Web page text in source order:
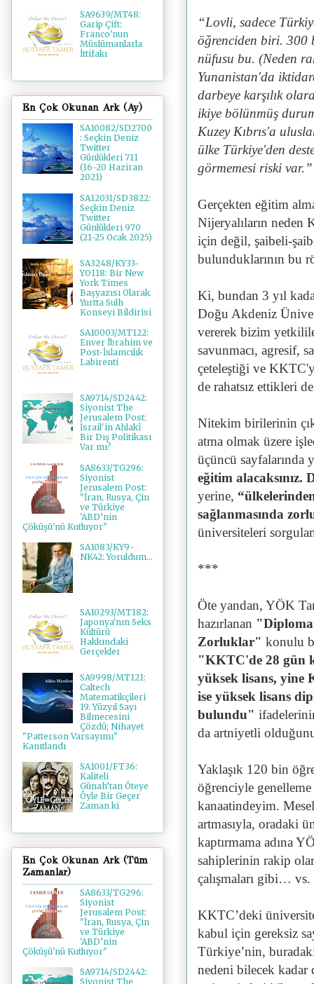
“Lovli, sadece
öğrenciden biri. 300
nüfusu bu. (Neden
Yunanistan'da
darbeye karşılık
ikiye bölünmüş
Kuzey Kıbrıs'a
ülke Türkiye'den
görmemesi riski var.”
Gerçekten eğitim
Nijeryalıların neden
için değil, şaibeli-
bulunduklarının bu
Ki, bundan 3 yıl
Doğu Akdeniz
vererek bizim
savunmacı, agresif,
çeteleştiği ve
de rahatsız ettikleri
Nitekim birilerinin
atma olmak üzere
üçüncü sayfalarında
eğitim
yerine,
sağlanmasında
üniversiteleri
***
Öte yandan, YÖK
hazırlanan "Diploma
Zorluklar" konulu
"KKTC'de 28 gün
yüksek lisans, yine
ise yüksek lisans
bulundu"
da artniyetli
Yaklaşık 120 bin
öğrenciyle genelleme
kanaatindeyim.
artmasıyla, oradaki
kaptırmama adına
sahiplerinin rakip
çalışmaları gibi… vs.
KKTC’deki
kabul için gereksiz
Türkiye’nin,
nedeni bilecek kadar
SA9639/MT48:
Garip Çift:
Franco'nun
Müslümanlarla
İttifakı
En Çok Okunan Ark (Ay)
SA10082/SD2700
: Seçkin Deniz
Twitter
Günlükleri 711
(16-20 Haziran
2021)
SA12031/SD3822:
Seçkin Deniz
Twitter
Günlükleri 970
(21-25 Ocak 2025)
SA3248/KY33-
YO118: Bir New
York Times
Başyazısı Olarak
Yurtta Sulh
Konseyi Bildirisi
SA10003/MT122:
Enver İbrahim ve
Post-İslamcılık
Labirenti
SA9714/SD2442:
Siyonist The
Jerusalem Post:
İsrail'in Ahlakî
Bir Dış Politikası
Var mı?
SA8633/TG296:
Siyonist
Jerusalem Post:
"İran, Rusya, Çin
ve Türkiye
'ABD’nin
Çöküşü'nü Kutluyor"
SA1083/KY9-
NK42: Yoruldum...
SA10293/MT182:
Japonya'nın Seks
Kültürü
Hakkındaki
Gerçekler
SA9998/MT121:
Caltech
Matematikçileri
19. Yüzyıl Sayı
Bilmecesini
Çözdü; Nihayet
"Patterson Varsayımı"
Kanıtlandı
SA1001/FT36:
Kaliteli
Günah’tan Öteye
Öyle Bir Geçer
Zaman ki
En Çok Okunan Ark (Tüm
Zamanlar)
SA8633/TG296:
Siyonist
Jerusalem Post:
"İran, Rusya, Çin
ve Türkiye
'ABD’nin
Çöküşü'nü Kutluyor"
SA9714/SD2442:
Siyonist The